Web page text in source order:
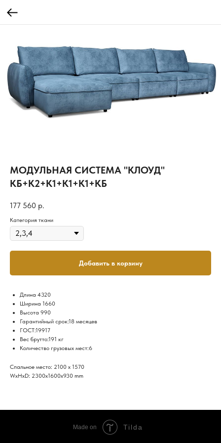
МОДУЛЬНАЯ СИСТЕМА "КЛОУД"
КБ+К2+К1+К1+К1+КБ
177 560 р.
Категория ткани
Добавить в корзину
Длина 4320
Ширина 1660
Высота 990
Гарантийный срок:18 месяцев
ГОСТ:19917
Вес брутто:191 кг
Количество грузовых мест:6
Спальное место: 2100 х 1570
WxHxD: 2300x1600x930 mm
Made on Tilda